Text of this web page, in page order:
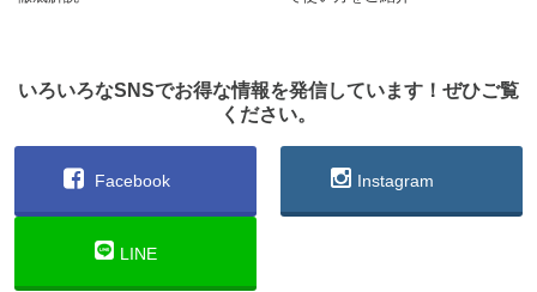
いろいろなSNSでお得な情報を発信しています！ぜひご覧
ください。
Facebook Instagram
LINE